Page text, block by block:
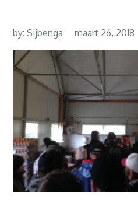
by:Sijbenga maart 26, 2018